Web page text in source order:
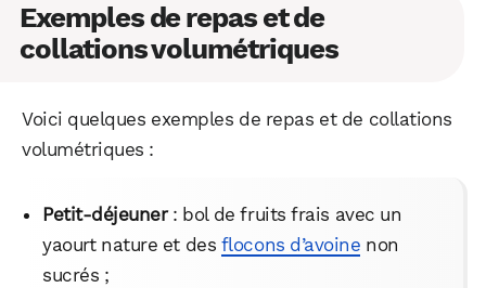
Exemples de repas et de
collations volumétriques
Voici quelques exemples de repas et de collations
volumétriques :
Petit-déjeuner: bol de fruits frais avec un
yaourt nature et des flocons d’avoine non
sucrés ;